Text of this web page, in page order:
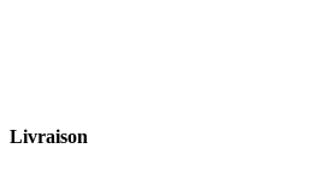
Livraison